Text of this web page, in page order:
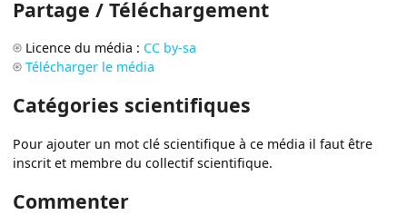
Partage / Téléchargement
Licence du média : CC by-sa
Télécharger le média
Catégories scientifiques
Pour ajouter un mot clé scientifique à ce média il faut être
inscrit et membre du collectif scientifique.
Commenter